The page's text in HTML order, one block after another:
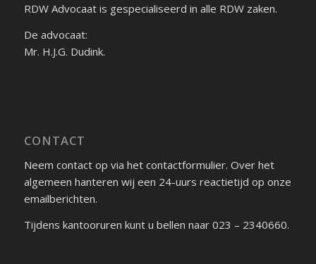
RDW Advocaat is gespecialiseerd in alle RDW zaken.
De advocaat:
Mr. H.J.G. Dudink.
CONTACT
Neem contact op via het contactformulier. Over het
algemeen hanteren wij een 24-uurs reactietijd op onze
emailberichten.
Tijdens kantooruren kunt u bellen naar 023 – 2340660.